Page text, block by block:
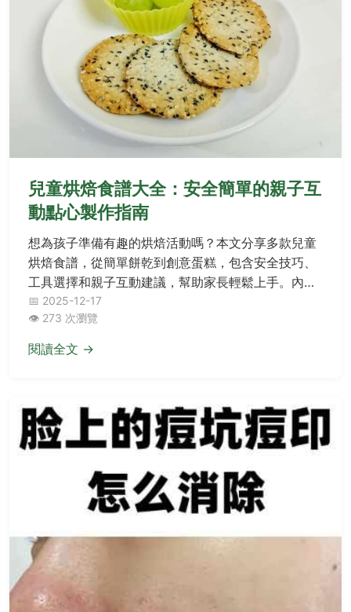
兒童烘焙食譜大全：安全簡單的親子互
動點心製作指南
想為孩子準備有趣的烘焙活動嗎？本文分享多款兒童
烘焙食譜，從簡單餅乾到創意蛋糕，包含安全技巧、
工具選擇和親子互動建議，幫助家長輕鬆上手。內容
基於實際經驗和權威資源，解決常見問題如孩子挑食
或安全疑慮，讓烘焙成為家庭樂趣。
📅 2025-12-17
👁️ 273 次瀏覽
閱讀全文 →